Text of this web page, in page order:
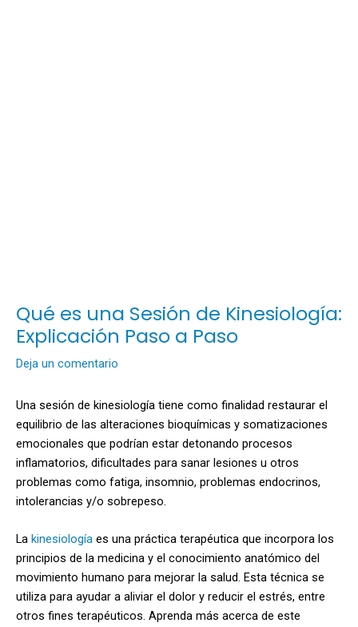
Qué es una Sesión de Kinesiología:
Explicación Paso a Paso
Deja un comentario
Una sesión de kinesiología tiene como finalidad restaurar el
equilibrio de las alteraciones bioquímicas y somatizaciones
emocionales que podrían estar detonando procesos
inflamatorios, dificultades para sanar lesiones u otros
problemas como fatiga, insomnio, problemas endocrinos,
intolerancias y/o sobrepeso.
La kinesiología es una práctica terapéutica que incorpora los
principios de la medicina y el conocimiento anatómico del
movimiento humano para mejorar la salud. Esta técnica se
utiliza para ayudar a aliviar el dolor y reducir el estrés, entre
otros fines terapéuticos. Aprenda más acerca de este